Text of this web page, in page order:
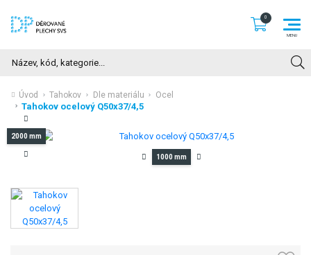
Úvod Tahokov Dle materiálu Ocel
Tahokov ocelový Q50x37/4,5
2000 mm
1000 mm